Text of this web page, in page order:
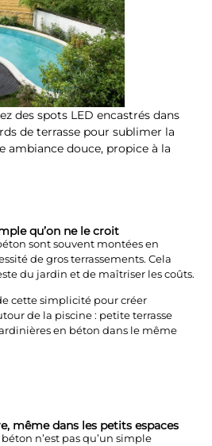
des spots LED encastrés dans
de terrasse pour sublimer la
ambiance douce, propice à la
qu’on ne le croit
sont souvent montées en
de gros terrassements. Cela
du jardin et de maîtriser les coûts.
cette simplicité pour créer
de la piscine : petite terrasse
en béton dans le même
même dans les petits espaces
n’est pas qu’un simple